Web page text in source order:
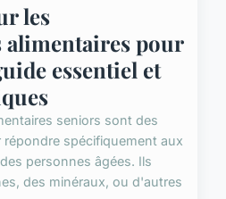
les
alimentaires pour
essentiel et
seniors sont des
spécifiquement aux
personnes âgées. Ils
des minéraux, ou d'autres